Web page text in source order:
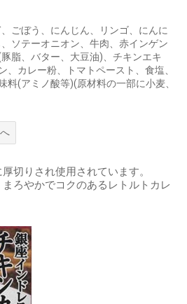
ごぼう、にんじん、リンゴ、にんに
ソテーオニオン、牛肉、赤インゲン
脂、バター、大豆油)、チキンエキ
、カレー粉、トマトペースト、食塩、
料(アミノ酸等)(原材料の一部に小麦、
切りされ使用されています。
ろやかでコクのあるレトルトカレ